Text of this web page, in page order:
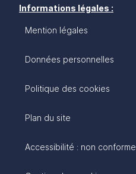
Informations légales :
Mention légales
Données personnelles
Politique des cookies
Plan du site
Accessibilité : non conforme